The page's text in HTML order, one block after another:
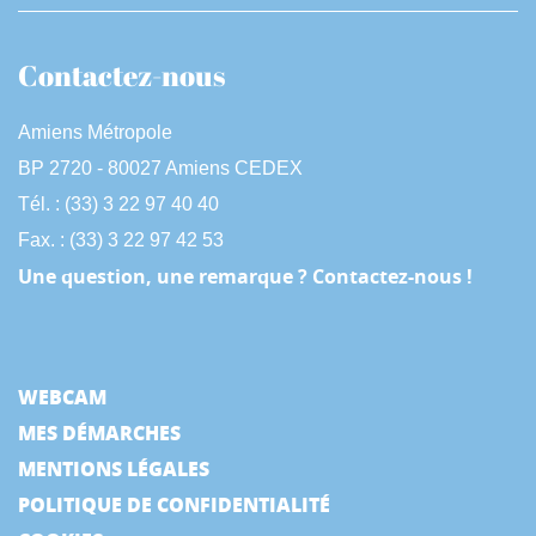
Contactez-nous
Amiens Métropole
BP 2720 - 80027 Amiens CEDEX
Tél. : (33) 3 22 97 40 40
Fax. : (33) 3 22 97 42 53
Une question, une remarque ? Contactez-nous !
WEBCAM
MES DÉMARCHES
MENTIONS LÉGALES
POLITIQUE DE CONFIDENTIALITÉ